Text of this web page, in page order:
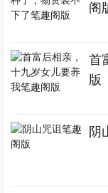
阁
首
版
阴